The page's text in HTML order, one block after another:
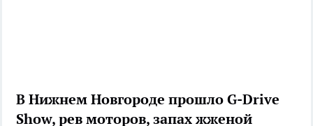
В Нижнем Новгороде прошло G-Drive
Show, рев моторов, запах жженой